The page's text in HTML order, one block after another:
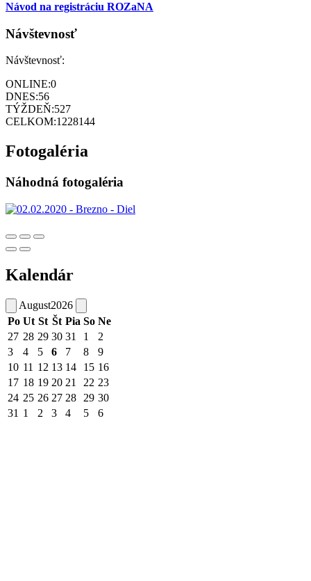
Návod na registráciu ROZaNA
Návštevnosť
Návštevnosť:
ONLINE:0
DNES:56
TÝŽDEŇ:527
CELKOM:1228144
Fotogaléria
Náhodná fotogaléria
Kalendár
August2026
Po Ut St Št Pia So Ne
27 28 29 30 31 1
2
3
4 5 6 7 8
9
10 11 12 13 14 15 16
17 18 19 20 21 22 23
24 25 26 27 28 29 30
31 1 2 3 4 5 6